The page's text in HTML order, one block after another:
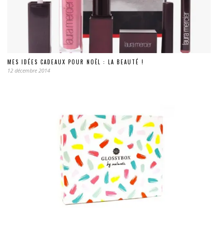
MES IDÉES CADEAUX POUR NOËL : LA BEAUTÉ !
12 décembre 2014